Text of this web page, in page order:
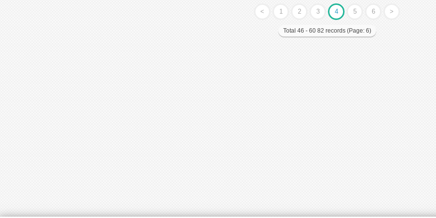
< 1 2 3 4 5 6 >
Total 46 - 60 82 records (Page: 6)